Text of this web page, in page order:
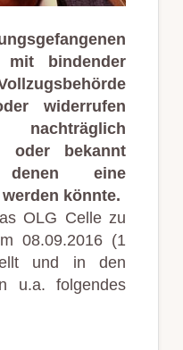
bindender
widerrufen
oder bekannt
eine
könnte.
OLG Celle zu
08.09.2016 (1
und in den
u.a. folgendes